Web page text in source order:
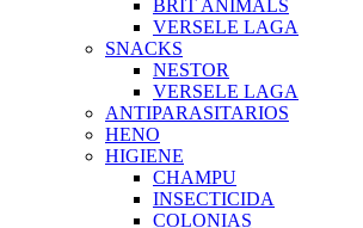
BRIT ANIMALS
VERSELE LAGA
SNACKS
NESTOR
VERSELE LAGA
ANTIPARASITARIOS
HENO
HIGIENE
CHAMPU
INSECTICIDA
COLONIAS